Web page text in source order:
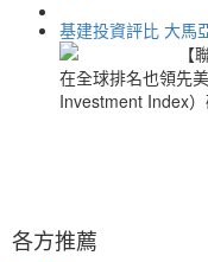
基建投資評比 大馬
在全球排名也領先
Investment Index
各方推薦